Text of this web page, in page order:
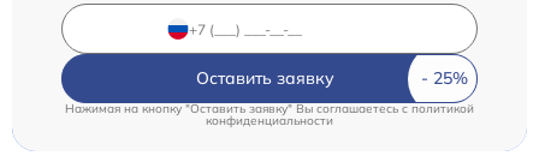
Оставить заявку
Нажимая на кнопку "Оставить заявку" Вы соглашаетесь c политикой
конфиденциальности